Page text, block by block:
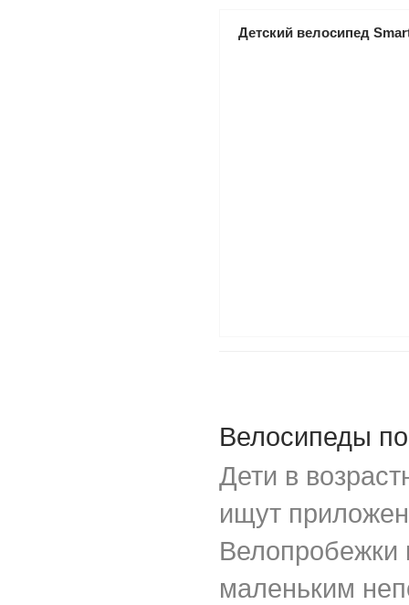
Детский велосипед
Велосипеды
Дети в
ищут
Велопробежки
маленьким